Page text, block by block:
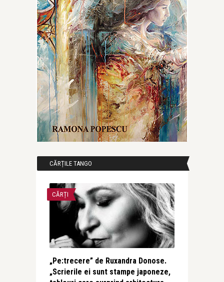
CĂRȚILE TANGO
CĂRȚI
„Pe:trecere” de Ruxandra Donose.
„Scrierile ei sunt stampe japoneze,